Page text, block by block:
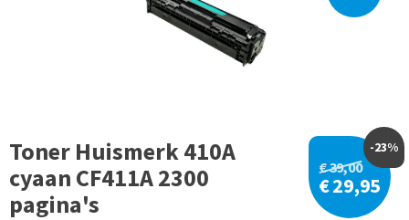
Toner Huismerk 410A
cyaan CF411A 2300
pagina's
€ 39,00
-23%
€ 29,95